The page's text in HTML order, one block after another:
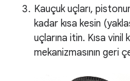
Kauçuk uçları,
kadar kısa kesin
uçlarına itin. Kısa
mekanizmasının geri